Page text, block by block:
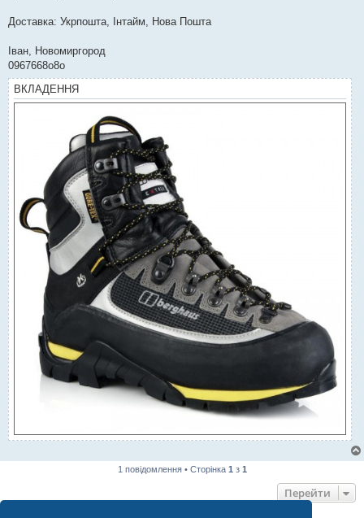
Доставка: Укрпошта, Інтайм, Нова Пошта
Іван, Новомиргород
0967668о8о
ВКЛАДЕННЯ
1 повідомлення • Сторінка 1 з 1
Перейти